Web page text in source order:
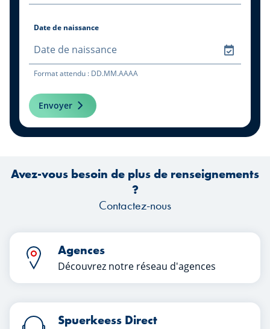
Date de naissance
Format attendu : DD.MM.AAAA
Envoyer
Avez-vous besoin de plus de renseignements
?
Contactez-nous
Agences
Découvrez notre réseau d'agences
Spuerkeess Direct